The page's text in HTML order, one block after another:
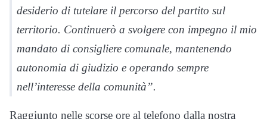
desiderio di tutelare il percorso del partito sul
territorio. Continuerò a svolgere con impegno il mio
mandato di consigliere comunale, mantenendo
autonomia di giudizio e operando sempre
nell’interesse della comunità”.
Raggiunto nelle scorse ore al telefono dalla nostra